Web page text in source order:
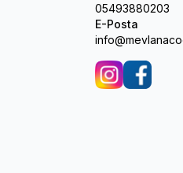
05493880203
E-Posta
İnstagramFacebook